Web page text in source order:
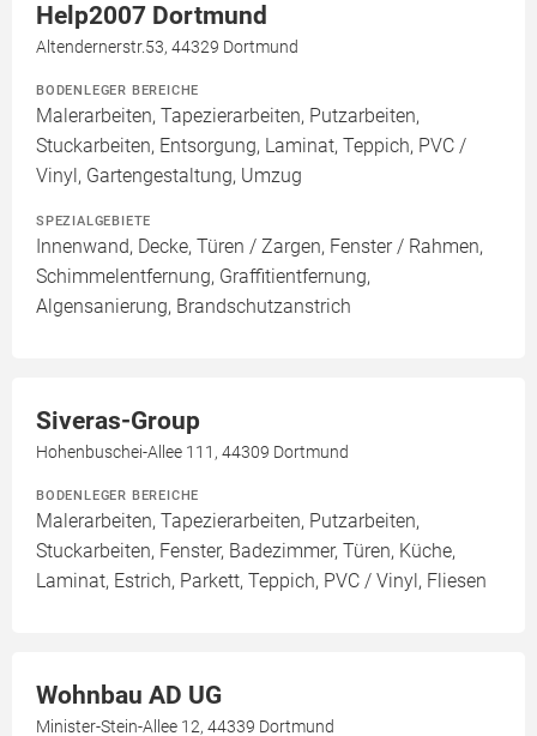
Help2007 Dortmund
Altendernerstr.53, 44329 Dortmund
BODENLEGER BEREICHE
Malerarbeiten, Tapezierarbeiten, Putzarbeiten,
Stuckarbeiten, Entsorgung, Laminat, Teppich, PVC /
Vinyl, Gartengestaltung, Umzug
SPEZIALGEBIETE
Innenwand, Decke, Türen / Zargen, Fenster / Rahmen,
Schimmelentfernung, Graffitientfernung,
Algensanierung, Brandschutzanstrich
Siveras-Group
Hohenbuschei-Allee 111, 44309 Dortmund
BODENLEGER BEREICHE
Malerarbeiten, Tapezierarbeiten, Putzarbeiten,
Stuckarbeiten, Fenster, Badezimmer, Türen, Küche,
Laminat, Estrich, Parkett, Teppich, PVC / Vinyl, Fliesen
Wohnbau AD UG
Minister-Stein-Allee 12, 44339 Dortmund